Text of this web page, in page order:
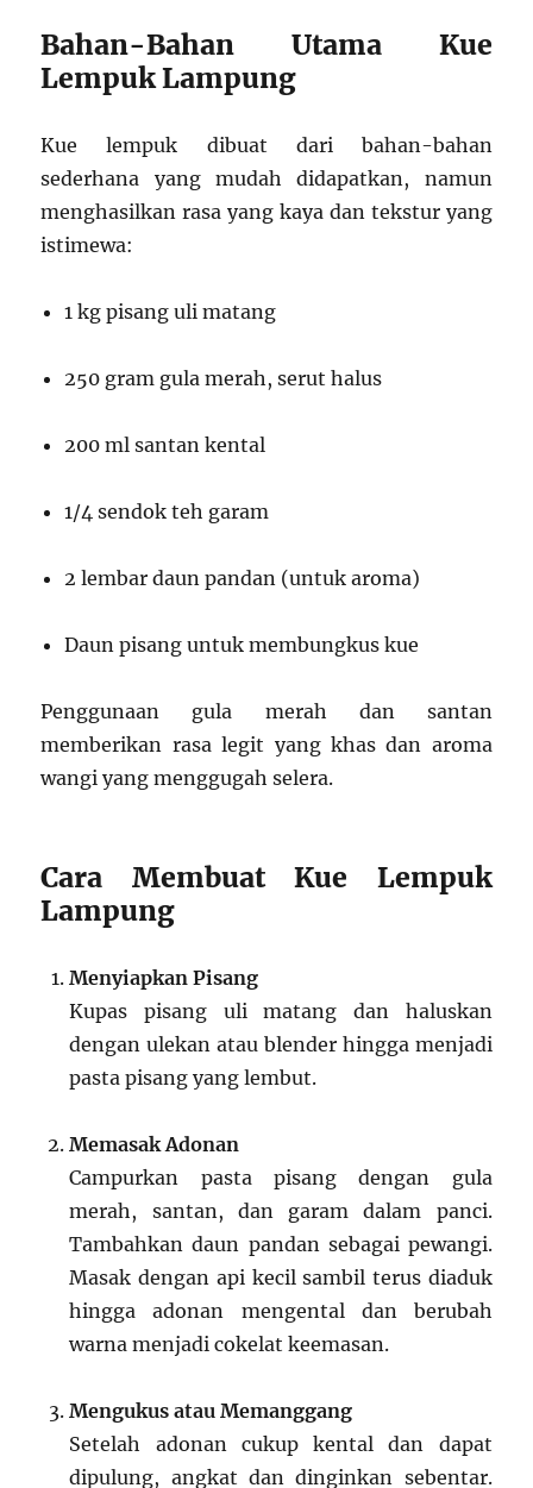
Bahan-Bahan Utama Kue
Lempuk Lampung
Kue lempuk dibuat dari bahan-bahan
sederhana yang mudah didapatkan, namun
menghasilkan rasa yang kaya dan tekstur yang
istimewa:
1 kg pisang uli matang
250 gram gula merah, serut halus
200 ml santan kental
1/4 sendok teh garam
2 lembar daun pandan (untuk aroma)
Daun pisang untuk membungkus kue
Penggunaan gula merah dan santan
memberikan rasa legit yang khas dan aroma
wangi yang menggugah selera.
Cara Membuat Kue Lempuk
Lampung
Menyiapkan Pisang
Kupas pisang uli matang dan haluskan
dengan ulekan atau blender hingga menjadi
pasta pisang yang lembut.
Memasak Adonan
Campurkan pasta pisang dengan gula
merah, santan, dan garam dalam panci.
Tambahkan daun pandan sebagai pewangi.
Masak dengan api kecil sambil terus diaduk
hingga adonan mengental dan berubah
warna menjadi cokelat keemasan.
Mengukus atau Memanggang
Setelah adonan cukup kental dan dapat
dipulung, angkat dan dinginkan sebentar.